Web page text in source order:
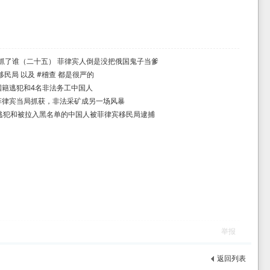
了谁（二十五） 菲律宾人倒是没把俄国鬼子当爹
民局 以及 #稽查 都是很严的
逃犯和4名非法务工中国人
宾当局抓获，非法采矿成另一场风暴
和被拉入黑名单的中国人被菲律宾移民局逮捕
举报
返回列表